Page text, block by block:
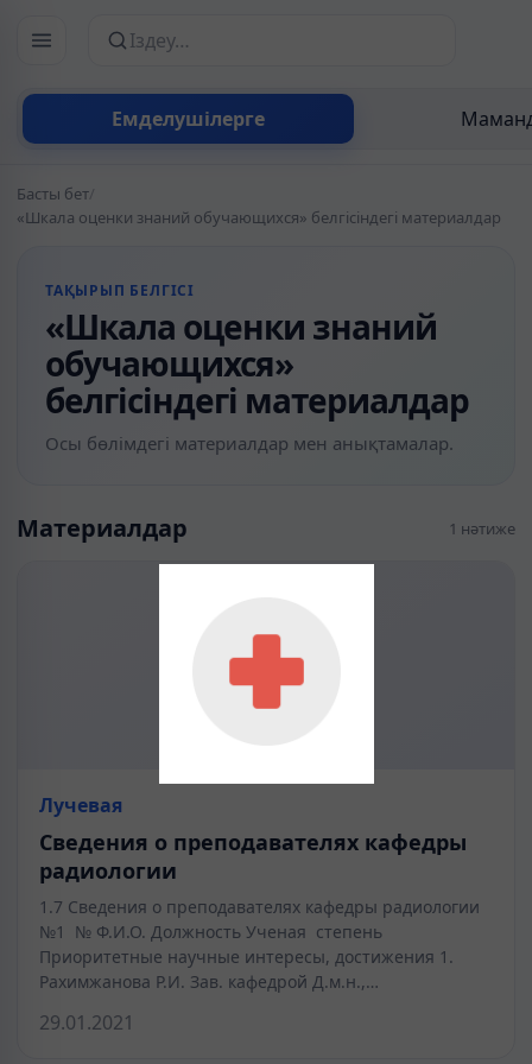
Емделушілерге
Сайттан іздеу
Басты бет/
«Шкала оценки знаний обучающихся» белгісіндегі материалдар
ТАҚЫРЫП БЕЛГІСІ
«Шкала оценки знаний
обучающихся»
белгісіндегі материалдар
Осы бөлімдегі материалдар мен анықтамалар.
Материалдар 1 нәтиже
Лучевая
Сведения о преподавателях кафедры
радиологии
1.7 Сведения о преподавателях кафедры радиологии
№1 № Ф.И.О. Должность Ученая степень
Приоритетные научные интересы, достижения 1.
Рахимжанова Р.И. Зав. кафедрой Д.м.н.,…
29.01.2021